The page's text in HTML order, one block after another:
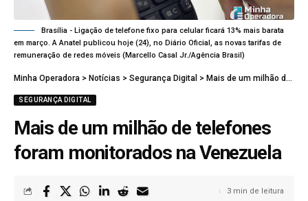
Brasília - Ligação de telefone fixo para celular ficará 13% mais barata
em março. A Anatel publicou hoje (24), no Diário Oficial, as novas tarifas de
remuneração de redes móveis (Marcello Casal Jr./Agência Brasil)
Minha Operadora > Notícias > Segurança Digital > Mais de um milhão de telefones foram monitorados na Venezuela
SEGURANÇA DIGITAL
Mais de um milhão de telefones
foram monitorados na Venezuela
3 min de leitura